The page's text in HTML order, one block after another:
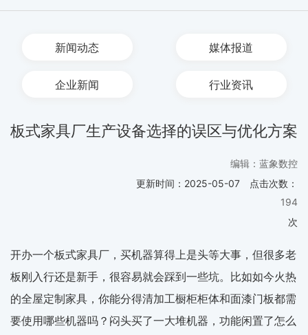
新闻动态 媒体报道
企业新闻 行业资讯
板式家具厂生产设备选择的误区与优化方案
编辑：蓝象数控
更新时间： 2025-05-07
点击次数：
194
次
开办一个板式家具厂，买机器算得上是头等大事，但很多老
板刚入行还是新手，很容易就会踩到一些坑。比如如今火热
的全屋定制家具，你能分得清加工橱柜柜体和面漆门板都需
要使用哪些机器吗？闷头买了一大堆机器，功能闲置了怎么